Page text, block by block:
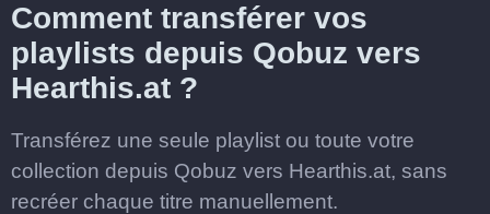
Comment transférer vos
playlists depuis Qobuz vers
Hearthis.at ?
Transférez une seule playlist ou toute votre
collection depuis Qobuz vers Hearthis.at, sans
recréer chaque titre manuellement.